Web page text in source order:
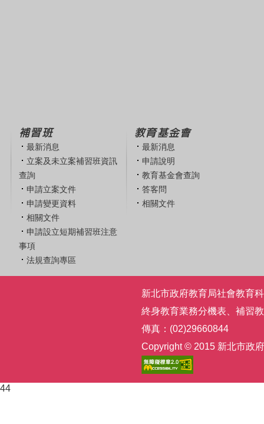
補習班
最新消息
立案及未立案補習班資訊
查詢
申請立案文件
申請變更資料
相關文件
申請設立短期補習班注意
事項
法規查詢專區
教育基金會
最新消息
申請說明
教育基金會查詢
答客問
相關文件
新北市政府教育局社會教育
終身教育業務分機表
補習
傳真：(02)29660844
Copyright © 2015 新北市政
44